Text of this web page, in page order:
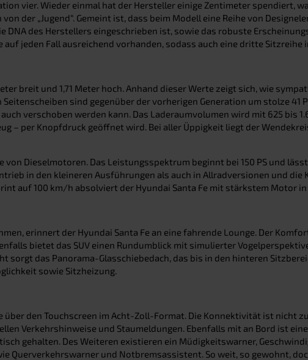
vier. Wieder einmal hat der Hersteller einige Zentimeter spendiert,
der „Jugend“. Gemeint ist, dass beim Modell eine Reihe von
DNA des Herstellers eingeschrieben ist, sowie das robuste
jeden Fall ausreichend vorhanden, sodass auch eine dritte Sitzreihe
breit und 1,71 Meter hoch. Anhand dieser Werte zeigt sich, wie
sind gegenüber der vorherigen Generation um stolze 41
verschoben werden kann. Das Laderaumvolumen wird mit 625 bis
– per Knopfdruck geöffnet wird. Bei aller Üppigkeit liegt der
Dieselmotoren. Das Leistungsspektrum beginnt bei 150 PS und
in den kleineren Ausführungen als auch in Allradversionen und
auf 100 km/h absolviert der Hyundai Santa Fe mit stärkstem Motor in
erinnert der Hyundai Santa Fe an eine fahrende Lounge. Der
bietet das SUV einen Rundumblick mit simulierter
das Panorama-Glasschiebedach, das bis in den hinteren
sowie Sitzheizung.
über den Touchscreen im Acht-Zoll-Format. Die Konnektivität ist nicht
Verkehrshinweise und Staumeldungen. Ebenfalls mit an Bord ist
gehalten. Des Weiteren existieren ein Müdigkeitswarner,
Querverkehrswarner und Notbremsassistent. So weit, so gewohnt,